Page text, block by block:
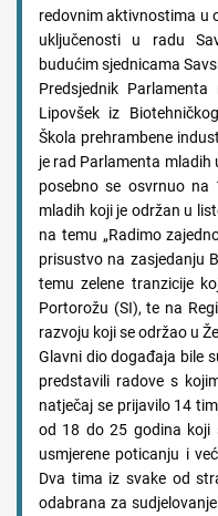
redovnim aktivnostima u
uključenosti u radu
budućim sjednicama
Predsjednik
Lipovšek iz
Škola prehrambene
je rad Parlamenta mladih
posebno se osvrnuo na
mladih koji je održan u
na temu „Radimo
prisustvo na zasjedanju
temu zelene tranzicije
Portorožu (SI), te na
razvoju koji se održao u
Glavni dio događaja bile
predstavili radove s
natječaj se prijavilo 14
od 18 do 25 godina koji
usmjerene poticanju i
Dva tima iz svake od
odabrana za